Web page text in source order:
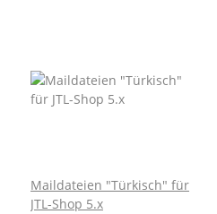
Maildateien "Türkisch" für
JTL-Shop 5.x